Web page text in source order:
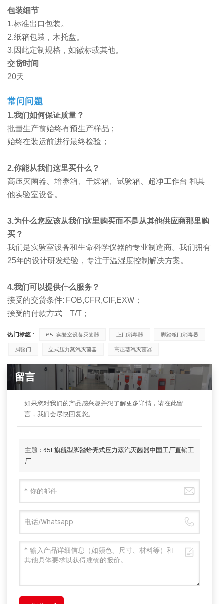
包装细节
1.标准出口包装。
2.纸箱包装，木托盘。
3.因此定制规格，如徽标或其他。
交货时间
20天
常问问题
1.我们如何保证质量？
批量生产前始终有预生产样品；
始终在装运前进行最终检验；
2.你能从我们这里买什么？
高压灭菌器、培养箱、干燥箱、试验箱、超净工作台 和其
他实验室设备。
3.为什么您应该从我们这里购买而不是从其他供应商那里购
买？
我们是实验室设备和生命科学仪器的专业制造商。我们拥有
25年的设计研发经验，专注于温湿度控制解决方案。
4.我们可以提供什么服务？
接受的交货条件: FOB,CFR,CIF,EXW；
接受的付款方式：T/T；
热门标签 : 65L实验室设备灭菌器 上门消毒器 脚踏板门消毒器
脚踏门 立式压力蒸汽灭菌器 高压蒸汽灭菌器
留言
如果您对我们的产品感兴趣并想了解更多详情，请在此留
言，我们会尽快回复您。
主题 : 65L旗舰型脚踏蛤壳式压力蒸汽灭菌器中国工厂直销工
厂